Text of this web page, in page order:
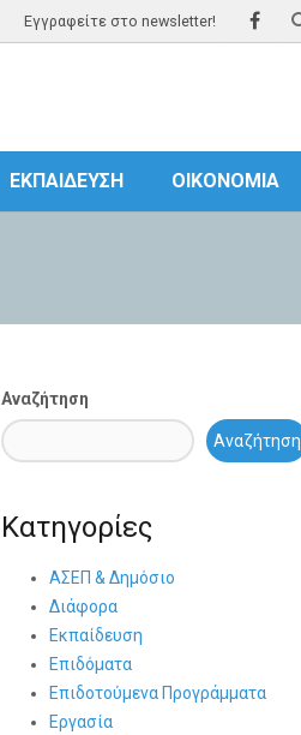
Εγγραφείτε στο newsletter!
ΕΚΠΑΊΔΕΥΣΗ ΟΙΚΟΝΟΜΊΑ
Αναζήτηση
Αναζήτηση
Κατηγορίες
ΑΣΕΠ & Δημόσιο
Διάφορα
Εκπαίδευση
Επιδόματα
Επιδοτούμενα Προγράμματα
Εργασία